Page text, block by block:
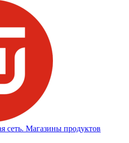
Магазины продуктов